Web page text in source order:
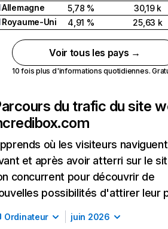
Allemagne
5,78 %
30,19 k
Royaume-Uni
4,91 % 25,63 k
Voir tous les pays →
10 fois plus d'informations quotidiennes.
du trafic du site
où les visiteurs naviguent
et après avoir atterri sur le
concurrent pour découvrir de
possibilités d'attirer leur
Ordinateur juin 2026